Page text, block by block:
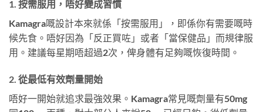
1. 按需服用，唔好變成習慣
Kamagra嘅設計本來就係「按需服用」，即係你有需要嘅時
候先食。唔好因為「反正買咗」或者「當保健品」而規律服
用。建議每星期唔超過2次，俾身體有足夠嘅恢復時間。
2. 從最低有效劑量開始
唔好一開始就追求最強效果。Kamagra常見嘅劑量有50mg